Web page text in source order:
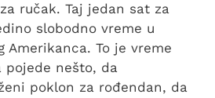
ručak. Taj jedan sat za
slobodno vreme u
Amerikanca. To je vreme
pojede nešto, da
poklon za rođendan, da